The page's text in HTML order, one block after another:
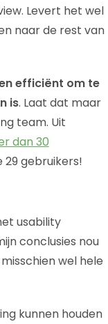
Levert het wel
naar de rest van
efficiënt om te
is. Laat dat maar
team. Uit
dan 30
gebruikers!
usability
conclusies nou
wel hele
kunnen houden